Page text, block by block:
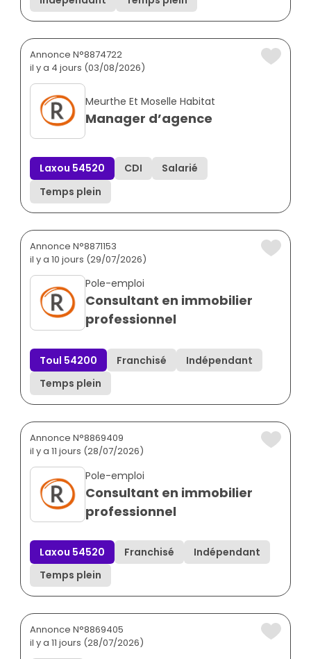
Annonce N°8874722
il y a 4 jours (03/08/2026)
Meurthe Et Moselle Habitat
Manager d’agence
Laxou 54520 CDI
Salarié
Temps plein
Annonce N°8871153
il y a 10 jours (29/07/2026)
Pole-emploi
Consultant en immobilier
professionnel
Toul 54200 Franchisé
Indépendant
Temps plein
Annonce N°8869409
il y a 11 jours (28/07/2026)
Pole-emploi
Consultant en immobilier
professionnel
Laxou 54520 Franchisé
Indépendant
Temps plein
Annonce N°8869405
il y a 11 jours (28/07/2026)